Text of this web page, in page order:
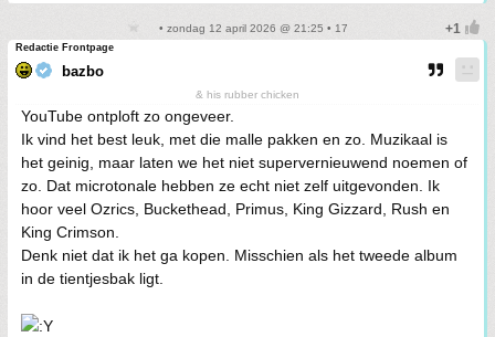
• zondag 12 april 2026 @ 21:25 • 17
Redactie Frontpage
bazbo
& his rubber chicken
YouTube ontploft zo ongeveer.
Ik vind het best leuk, met die malle pakken en zo. Muzikaal is
het geinig, maar laten we het niet supervernieuwend noemen of
zo. Dat microtonale hebben ze echt niet zelf uitgevonden. Ik
hoor veel Ozrics, Buckethead, Primus, King Gizzard, Rush en
King Crimson.
Denk niet dat ik het ga kopen. Misschien als het tweede album
in de tientjesbak ligt.